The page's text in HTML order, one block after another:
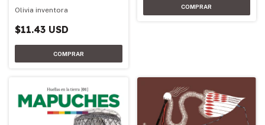
Olivia inventora
$11.43 USD